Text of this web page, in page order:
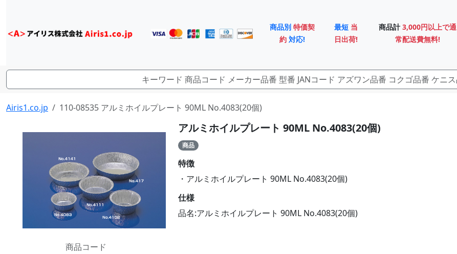
商品別 特価契
約 対応!
最短 当
日出荷!
商品計 3,000円以上で通
常配送費無料!
Airis1.co.jp 110-08535 アルミホイルプレート 90ML No.4083(20個)
商品コード
アルミホイルプレート 90ML No.4083(20個)
商品
特徴
・アルミホイルプレート 90ML No.4083(20個)
仕様
品名:アルミホイルプレート 90ML No.4083(20個)